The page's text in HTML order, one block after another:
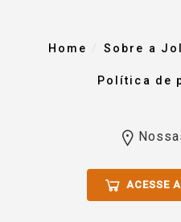
Home Sobre a
Política de
ACESSE